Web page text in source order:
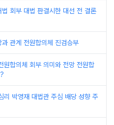
회부 대법 판결시한 대선 전 결론
관계 전원합의체 진검승부
원합의체 회부 의미와 전망 전원합
리 박영재 대법관 주심 배당 성향 주